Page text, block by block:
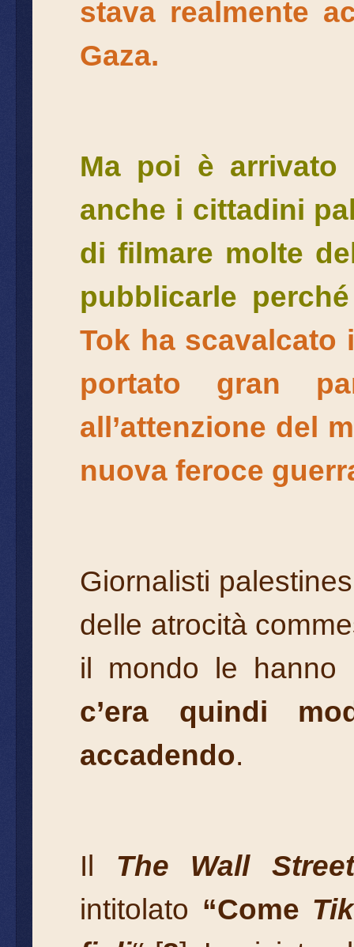
stava realmente
Gaza.
Ma poi è arrivato
anche i cittadini
di filmare molte
pubblicarle
Tok ha scavalcato
portato gran
all’attenzione del
nuova feroce
Giornalisti
delle atrocità
il mondo le hanno
c’era quindi
accadendo.
Il
The Wall
intitolato “Come